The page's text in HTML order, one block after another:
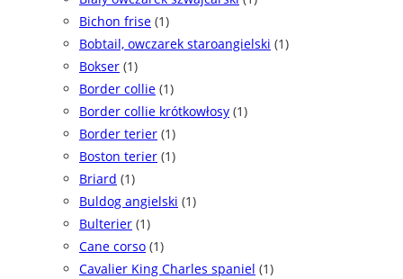
Bichon frise (1)
Bobtail, owczarek staroangielski (1)
Bokser (1)
Border collie (1)
Border collie krótkowłosy (1)
Border terier (1)
Boston terier (1)
Briard (1)
Buldog angielski (1)
Bulterier (1)
Cane corso (1)
Cavalier King Charles spaniel (1)